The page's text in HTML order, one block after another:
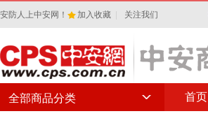
安防人上中安网！ 加入收藏 关注我们
首页
全部商品分类